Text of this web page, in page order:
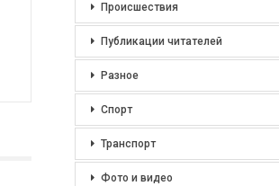
Происшествия
Публикации читателей
Разное
Спорт
Транспорт
Фото и видео